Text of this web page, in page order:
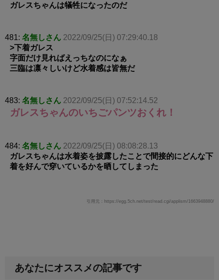
ガレスちゃんは犠牲になったのだ
481: 名無しさん 2022/09/25(日) 07:29:40.18
>下着ガレス
字面だけ見ればえっちなのになぁ
三臨は凛々しいけど水着感は皆無だ
483: 名無しさん 2022/09/25(日) 07:52:14.52
ガレスちゃんのいちごパンツおくれ！
484: 名無しさん 2022/09/25(日) 08:08:28.13
ガレスちゃんは水着姿を披露したことで間接的にどんな下
着を好んで穿いているかを晒してしまった
引用元：https://egg.5ch.net/test/read.cgi/applism/1663948880/
あなたにオススメの記事です